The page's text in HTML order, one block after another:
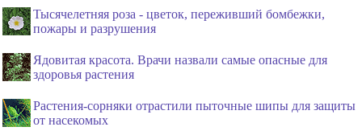
Тысячелетняя роза - цветок, переживший бомбежки,
пожары и разрушения
Ядовитая красота. Врачи назвали самые опасные для
здоровья растения
Растения-сорняки отрастили пыточные шипы для защиты
от насекомых